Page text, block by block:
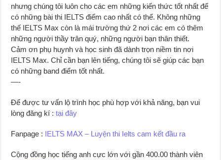
nhưng chúng tôi luôn cho các em những kiến thức tốt nhất để
có những bài thi IELTS điểm cao nhất có thể. Không những
thế IELTS Max còn là mái trường thứ 2 nơi các em có thêm
những người thầy trân quý, những người bạn thân thiết.
Cảm ơn phụ huynh và học sinh đã dành trọn niềm tin nơi
IELTS Max. Chỉ cần bạn lên tiếng, chúng tôi sẽ giúp các bạn
có những band điểm tốt nhất.
—-
Để được tư vấn lộ trình học phù hợp với khả năng, bạn vui
lòng đăng kí :tại đây
Fanpage : IELTS MAX – Luyện thi Ielts cam kết đầu ra
Cộng đồng học tiếng anh cực lớn với gần 400.00 thành viên